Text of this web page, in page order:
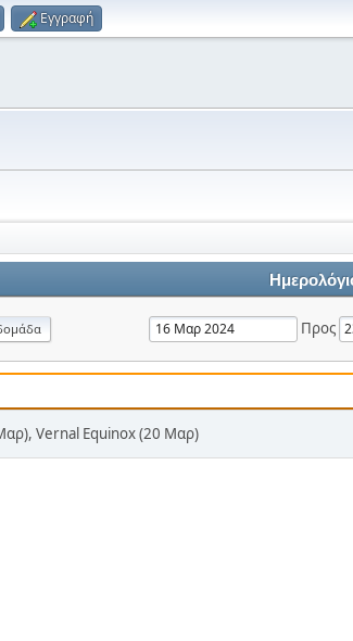
Εγγραφή
Προς
Vernal Equinox (20 Μαρ)